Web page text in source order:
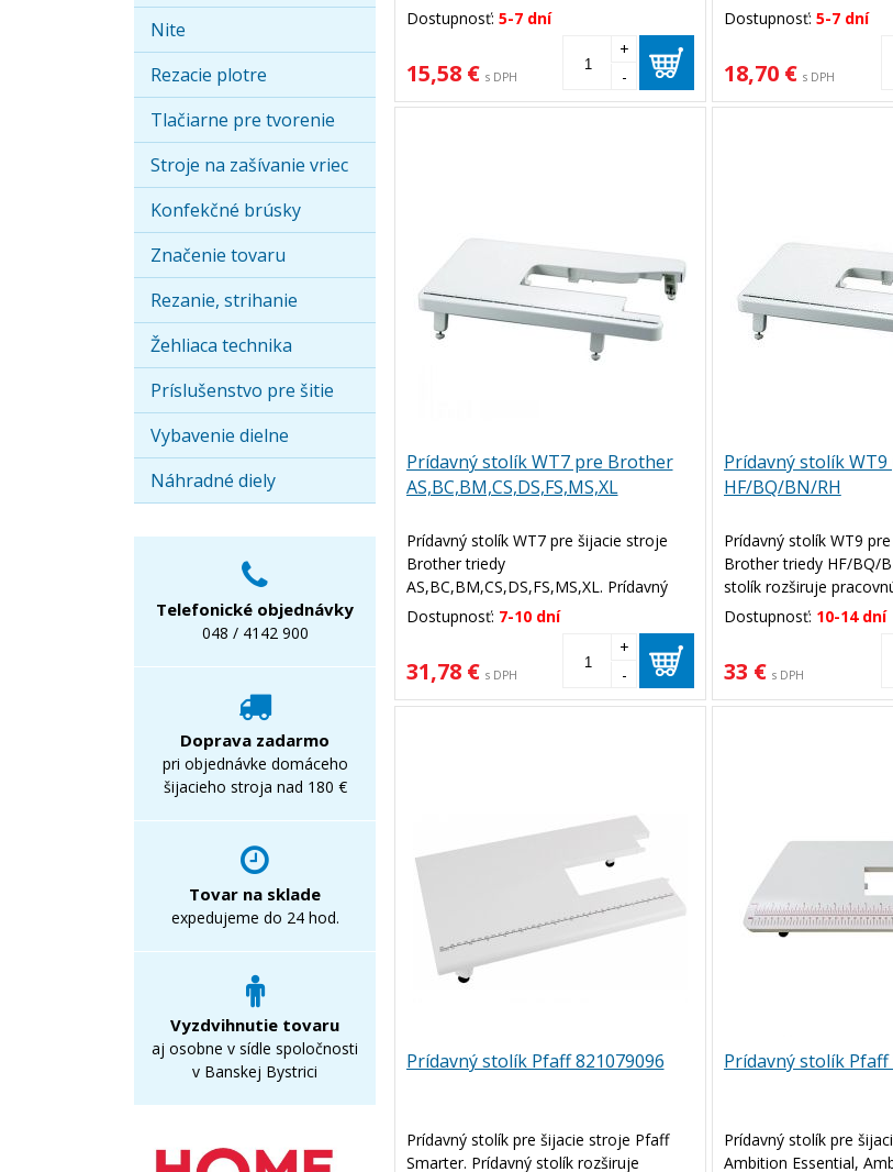
šijací stroj TEXI FOX 25.
Dostupnosť: 5-7 dní
15,58 € s DPH
+
-
šijací stroj TEXI
Dostupnosť: 5-7 dní
18,70 € s DPH
Prídavný stolík WT7 pre Brother
AS,BC,BM,CS,DS,FS,MS,XL
Prídavný stolík WT7 pre šijacie stroje
Brother triedy
AS,BC,BM,CS,DS,FS,MS,XL. Prídavný
stolík rozširuje pracovnú plochu stroja
pre lepšiu manipuláciu s materiálom.
Dostupnosť: 7-10 dní
31,78 € s DPH
+
-
Prídavný stolík
HF/BQ/BN/RH
Prídavný stolík WT9
Brother triedy HF/BQ/
stolík rozširuje
pre lepšiu manipuláciu
Dostupnosť: 10-14 dní
33 € s DPH
Prídavný stolík Pfaff 821079096
Prídavný stolík pre šijacie stroje Pfaff
Smarter. Prídavný stolík rozširuje
Prídavný stolík Pfaff
Prídavný stolík pre
Ambition Essential,
Nite
Rezacie plotre
Tlačiarne pre tvorenie
Stroje na zašívanie vriec
Konfekčné brúsky
Značenie tovaru
Rezanie, strihanie
Žehliaca technika
Príslušenstvo pre šitie
Vybavenie dielne
Náhradné diely
Telefonické objednávky
048 / 4142 900
Doprava zadarmo
pri objednávke domáceho
šijacieho stroja nad 180 €
Tovar na sklade
expedujeme do 24 hod.
Vyzdvihnutie tovaru
aj osobne v sídle spoločnosti
v Banskej Bystrici